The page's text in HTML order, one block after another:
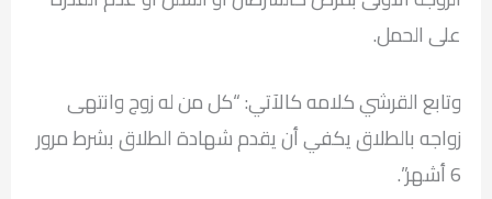
على الحمل.
وتابع القرشي كلامه كالآتي: “كل من له زوج وانتهى
زواجه بالطلاق يكفي أن يقدم شهادة الطلاق بشرط مرور
6 أشهر”.